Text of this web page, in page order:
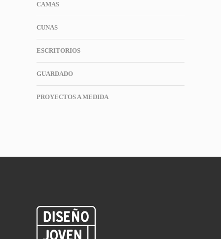
CAMAS
CUNAS
ESCRITORIOS
GUARDADO
PROYECTOS A MEDIDA